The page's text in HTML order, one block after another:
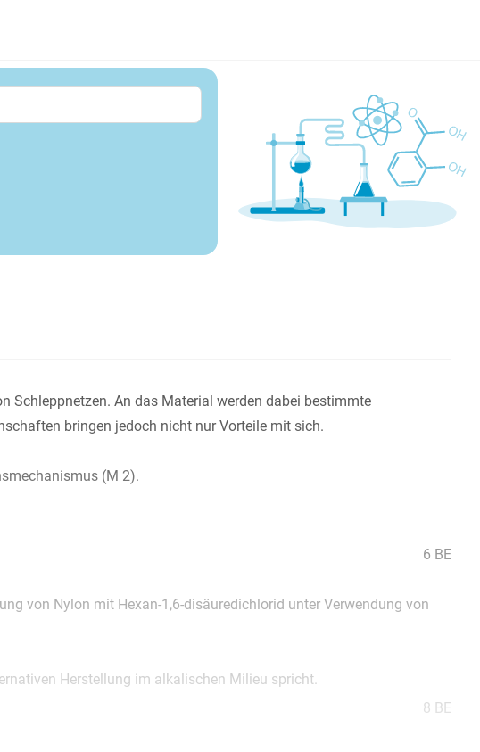
Schleppnetzen. An das Material werden dabei bestimmte
bringen jedoch nicht nur Vorteile mit sich.
(M 2).
6 BE
von Nylon mit Hexan-1,6-disäuredichlorid unter Verwendung von
Herstellung im alkalischen Milieu spricht.
8 BE